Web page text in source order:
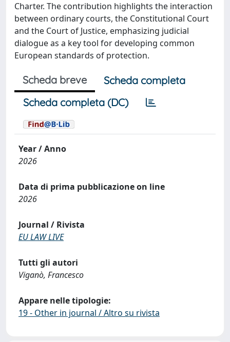
Charter. The contribution highlights the interaction
between ordinary courts, the Constitutional Court
and the Court of Justice, emphasizing judicial
dialogue as a key tool for developing common
European standards of protection.
Scheda breve
Scheda completa
Scheda completa (DC)
Year / Anno
2026
Data di prima pubblicazione on line
2026
Journal / Rivista
EU LAW LIVE
Tutti gli autori
Viganò, Francesco
Appare nelle tipologie:
19 - Other in journal / Altro su rivista